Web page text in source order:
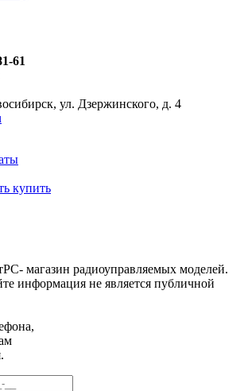
61
ул. Дзержинского, д. 4
купить
магазин радиоуправляемых моделей.
информация не является публичной